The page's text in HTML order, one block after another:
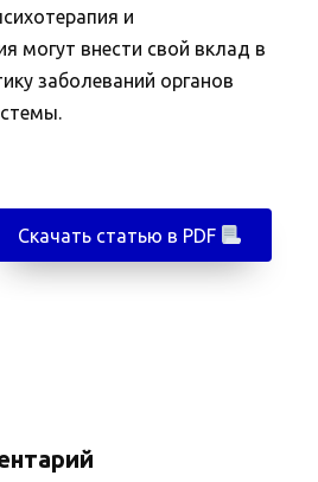
и
могут внести свой вклад в
заболеваний органов
Скачать статью в PDF